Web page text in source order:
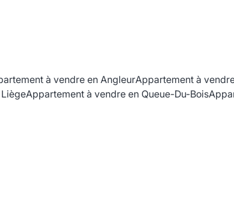
à vendre en AngleurAppartement à
Appartement à vendre en Queue-Du-Bois